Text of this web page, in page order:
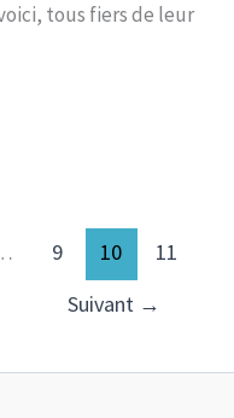
tous fiers de leur
9 10
11
Suivant →